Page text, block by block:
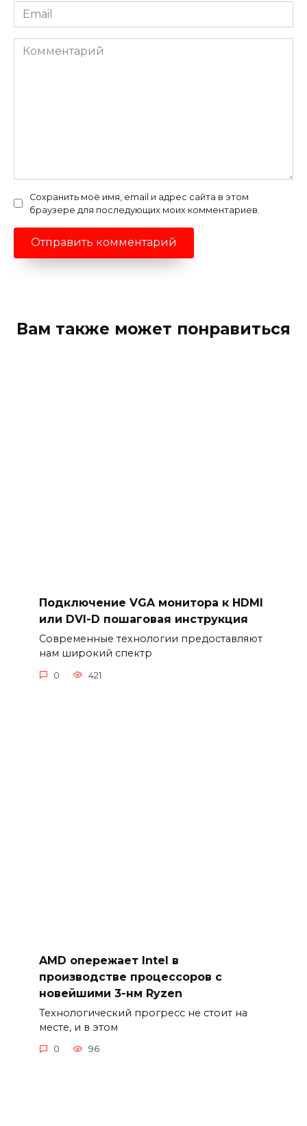
Email
*
Комментарий
Сохранить моё имя, email и адрес сайта в этом
браузере для последующих моих комментариев.
Вам также может понравиться
Подключение VGA монитора к HDMI
или DVI-D пошаговая инструкция
Современные технологии предоставляют
нам широкий спектр
0 421
AMD опережает Intel в
производстве процессоров с
новейшими 3-нм Ryzen
Технологический прогресс не стоит на
месте, и в этом
0 96